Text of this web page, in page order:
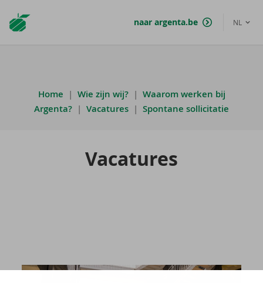
Argenta
Homepage
naar argenta.be NL
Home | Wie zijn wij?| Waarom werken bij
Argenta? | Vacatures | Spontane sollicitatie
Va­ca­tu­res